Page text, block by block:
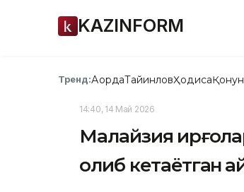
KAZINFORM
Тренд:АқордаТайинловҲодиса
14:40, 14 Май 2026
Малайзия
олиб кетаётган